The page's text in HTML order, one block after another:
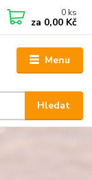
Menu
Hledat
0 ks
za 0,00 Kč